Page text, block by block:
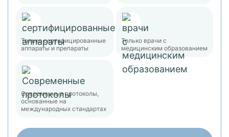
Только сертифицированные
аппараты и препараты
Только врачи с
медицинским образованием
Современные протоколы,
основанные на
международных стандартах